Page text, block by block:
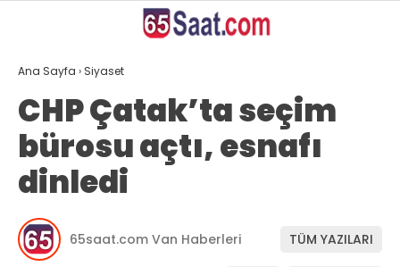
25.2
ANASAYFA
VAN
BÖLGE
GÜNDEM
Ana Sayfa › Siyaset
CHP Çatak’ta seçim
bürosu açtı, esnafı
dinledi
65saat.com Van Haberleri TÜM YAZILARI